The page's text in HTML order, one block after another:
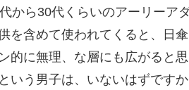
から30代くらいのアーリーア
を含めて使われてくると、日
的に無理、な層にも広がると
いう男子は、いないはずですか